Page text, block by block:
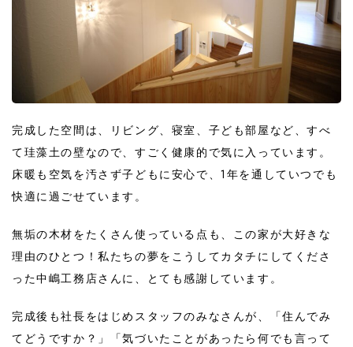
完成した空間は、リビング、寝室、子ども部屋など、すべ
て珪藻土の壁なので、すごく健康的で気に入っています。
床暖も空気を汚さず子どもに安心で、1年を通していつでも
快適に過ごせています。
無垢の木材をたくさん使っている点も、この家が大好きな
理由のひとつ！私たちの夢をこうしてカタチにしてくださ
った中嶋工務店さんに、とても感謝しています。
完成後も社長をはじめスタッフのみなさんが、「住んでみ
てどうですか？」「気づいたことがあったら何でも言って